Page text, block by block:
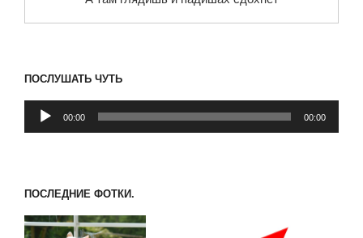
ПОСЛУШАТЬ ЧУТЬ
Аудиоплеер
00:00 00:00
ПОСЛЕДНИЕ ФОТКИ.